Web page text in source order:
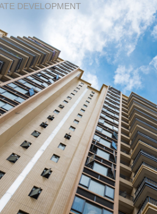
DEVELOPMENT